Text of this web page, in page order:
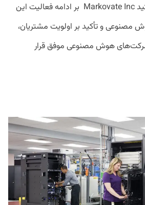
هستند، مهارت دارند. تاکید Markovate Inc بر ادامه فعالیت این
مصنوعی و تأکید بر اولویت مشتریان،
شرکت‌های هوش مصنوعی موفق قرار